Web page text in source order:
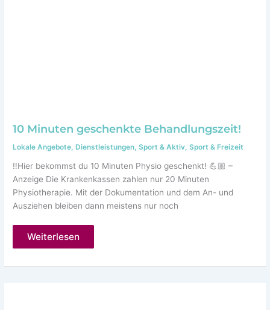
10 Minuten geschenkte Behandlungszeit!
Lokale Angebote ,Dienstleistungen ,Sport & Aktiv ,Sport & Freizeit
‼️Hier bekommst du 10 Minuten Physio geschenkt! 💪🏼 –
Anzeige Die Krankenkassen zahlen nur 20 Minuten
Physiotherapie. Mit der Dokumentation und dem An- und
Ausziehen bleiben dann meistens nur noch
10
Weiterlesen